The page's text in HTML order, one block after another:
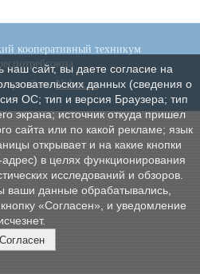
кооперативный техникум
сайтовNubex.ru
наш сайт, вы даете согласие на
данных (сведения о
ОС; тип и версия Браузера; тип
экрана; источник откуда пришел
сайта или по какой рекламе; язык
открывает и на какие кнопки
в целях функционирования
исследований и обзоров.
ваши данные обрабатывались,
«Согласен», и уведомление
Согласен